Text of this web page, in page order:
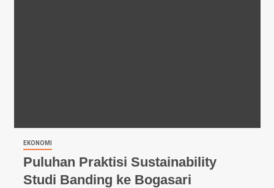
EKONOMI
Puluhan Praktisi Sustainability
Studi Banding ke Bogasari